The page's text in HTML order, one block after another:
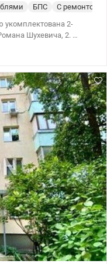
БПС
С ремонтом
укомплектована 2-
Шухевича, 2.
8 кв.м — поміститься
стелі: 2,55 м. ​Супер-
виходи одночасно з
ремонт. Повністю
внутрішній
Стоять нові
заселятися в день
пасивний дохід!
з візочками, літніх
ліфтів. В будинку є
​Вікна
міста. До станції метро
15 хвилин на
«під рукою»: Прямо за